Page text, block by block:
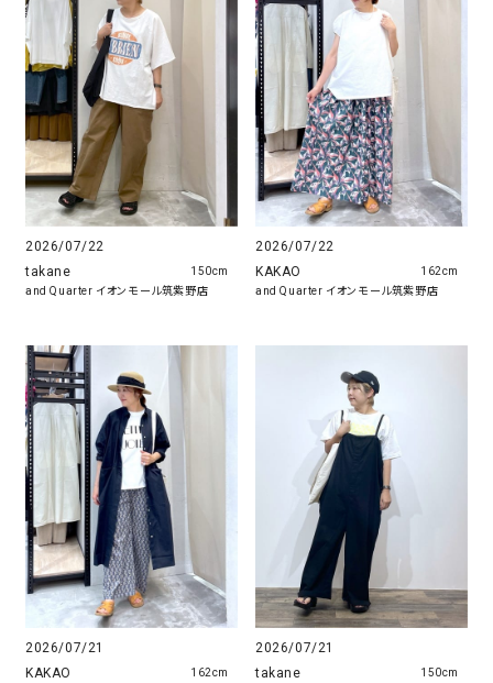
2026/07/22
takane
and Quarter イオンモール筑紫野店
150cm
2026/07/22
KAKAO
and Quarter イオンモール筑紫野店
162cm
2026/07/21
KAKAO
162cm
2026/07/21
takane
150cm